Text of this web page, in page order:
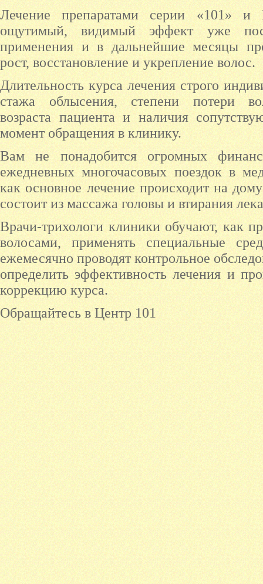
Лечение препаратами серии «101»
ощутимый, видимый эффект уже
применения и в дальнейшие месяцы
рост, восстановление и укрепление волос.
Длительность курса лечения строго
стажа облысения, степени потери
возраста пациента и наличия
момент обращения в клинику.
Вам не понадобится огромных
ежедневных многочасовых поездок в
как основное лечение происходит на
состоит из массажа головы и втирания
Врачи-трихологи клиники обучают, как
волосами, применять специальные
ежемесячно проводят контрольное
определить эффективность лечения и
коррекцию курса.
Обращайтесь в Центр 101